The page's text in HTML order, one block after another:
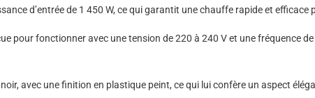
d’entrée de 1 450 W, ce qui garantit une chauffe rapide et efficace
pour fonctionner avec une tension de 220 à 240 V et une fréquence
avec une finition en plastique peint, ce qui lui confère un aspect